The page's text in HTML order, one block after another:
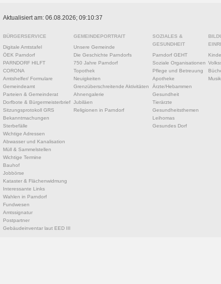
Aktualisiert am: 06.08.2026; 09:10:37
BÜRGERSERVICE
Digitale Amtstafel
ÖEK Parndorf
PARNDORF HILFT
CORONA
Amtshelfer/ Formulare
Gemeindeamt
Parteien & Gemeinderat
Dorfbote & Bürgermeisterbrief
Sitzungsprotokoll GRS
Bekanntmachungen
Sterbefälle
Wichtige Adressen
Abwasser und Kanalisation
Müll & Sammelstellen
Wichtige Termine
Bauhof
Jobbörse
Kataster & Flächenwidmung
Interessante Links
Wahlen in Parndorf
Fundwesen
Amtssignatur
Postpartner
Gebäudeinventar laut EED III
GEMEINDEPORTRAIT
Unsere Gemeinde
Die Geschichte Parndorfs
750 Jahre Parndorf
Topothek
Neuigkeiten
Grenzüberschreitende Aktivitäten
Ahnengalerie
Jubiläen
Religionen in Parndorf
SOZIALES &
GESUNDHEIT
Parndorf GEHT
Soziale Organisationen
Pflege und Betreuung
Apotheke
Ärzte/Hebammen
Gesundheit
Tierärzte
Gesundheitsthemen
Leihomas
Gesundes Dorf